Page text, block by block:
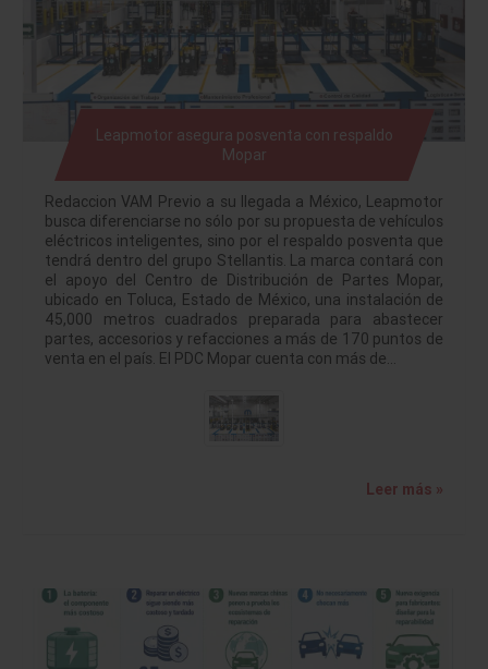
Leapmotor asegura posventa con respaldo
Mopar
Redaccion VAM Previo a su llegada a México, Leapmotor
busca diferenciarse no sólo por su propuesta de vehículos
eléctricos inteligentes, sino por el respaldo posventa que
tendrá dentro del grupo Stellantis. La marca contará con
el apoyo del Centro de Distribución de Partes Mopar,
ubicado en Toluca, Estado de México, una instalación de
45,000 metros cuadrados preparada para abastecer
partes, accesorios y refacciones a más de 170 puntos de
venta en el país. El PDC Mopar cuenta con más de…
Leer más »